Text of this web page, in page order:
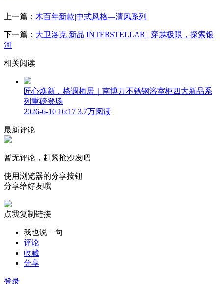
上一篇： 木百年新款|中式风格—清风系列
下一篇： 大卫洛克 新品 INTERSTELLAR | 穿越极限，探索银
河
相关阅读
匠心焕新，格调栖居｜南博万不锈钢浴室柜四大新品系
列重磅登场
2026-6-10 16:17 3.7万阅读
最新评论
暂无评论，赶紧抢沙发吧
使用浏览器的分享按钮
分享给好友哦
点我复制链接
我也说一句
评论
收藏
分享
登录